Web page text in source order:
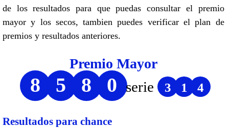
de los resultados para que puedas consultar el premio
mayor y los secos, tambien puedes verificar el plan de
premios y resultados anteriores.
Premio Mayor
8 5 8 0 serie 3 1 4
Resultados para chance